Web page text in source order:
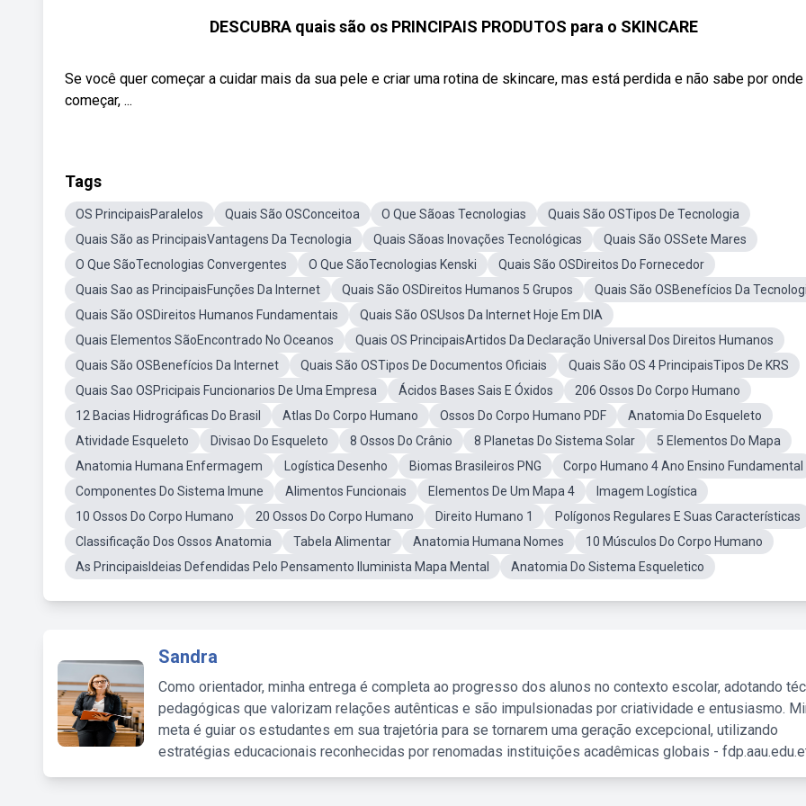
DESCUBRA quais são os PRINCIPAIS PRODUTOS para o SKINCARE
Se você quer começar a cuidar mais da sua pele e criar uma rotina de skincare, mas está perdida e não sabe por onde
começar, ...
Tags
OS PrincipaisParalelos Quais São OSConceitoa O Que Sãoas Tecnologias
Quais São OSTipos De Tecnologia
Quais São as PrincipaisVantagens Da Tecnologia
Quais Sãoas Inovações Tecnológicas
Quais São OSSete Mares
O Que SãoTecnologias Convergentes
O Que SãoTecnologias Kenski
Quais São OSDireitos Do Fornecedor
Quais Sao as PrincipaisFunções Da Internet
Quais São OSDireitos Humanos 5 Grupos
Quais São OSBenefícios Da
Quais São OSDireitos Humanos Fundamentais
Quais São OSUsos Da Internet Hoje Em DIA
Quais Elementos SãoEncontrado No Oceanos
Quais OS PrincipaisArtidos Da Declaração Universal Dos Direitos Humanos
Quais São OSBenefícios Da Internet
Quais São OSTipos De Documentos Oficiais
Quais São OS 4 PrincipaisTipos De KRS
Quais Sao OSPricipais Funcionarios De Uma Empresa
Ácidos Bases Sais E Óxidos
206 Ossos Do Corpo Humano
12 Bacias Hidrográficas Do Brasil
Atlas Do Corpo Humano Ossos Do Corpo Humano PDF
Anatomia Do Esqueleto
Atividade Esqueleto
Divisao Do Esqueleto 8 Ossos Do Crânio 8 Planetas Do Sistema Solar
5 Elementos Do Mapa
Anatomia Humana Enfermagem
Logística Desenho Biomas Brasileiros PNG
Corpo Humano 4 Ano Ensino Fundamental
Componentes Do Sistema Imune
Alimentos Funcionais Elementos De Um Mapa 4
Imagem Logística
10 Ossos Do Corpo Humano
20 Ossos Do Corpo Humano Direito Humano 1
Polígonos Regulares E Suas Características
Classificação Dos Ossos Anatomia
Tabela Alimentar Anatomia Humana Nomes
10 Músculos Do Corpo Humano
As PrincipaisIdeias Defendidas Pelo Pensamento Iluminista Mapa Mental
Anatomia Do Sistema Esqueletico
Sandra
Como orientador, minha entrega é completa ao progresso dos alunos no contexto escolar, adotando
pedagógicas que valorizam relações autênticas e são impulsionadas por criatividade e entusiasmo.
meta é guiar os estudantes em sua trajetória para se tornarem uma geração excepcional, utilizando
estratégias educacionais reconhecidas por renomadas instituições acadêmicas globais -